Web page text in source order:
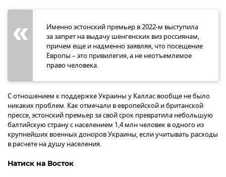
Именно эстонский премьер в 2022-м выступила
за запрет на выдачу шенгенских виз россиянам,
причем еще и надменно заявляя, что посещение
Европы – это привилегия, а не неотъемлемое
право человека.
С отношением к поддержке Украины у Каллас вообще не было
никаких проблем. Как отмечали в европейской и британской
прессе, эстонский премьер за свой срок превратила небольшую
балтийскую страну с населением 1,4 млн человек в одного из
крупнейших военных доноров Украины, если учитывать расходы
в расчете на душу населения.
Натиск на Восток